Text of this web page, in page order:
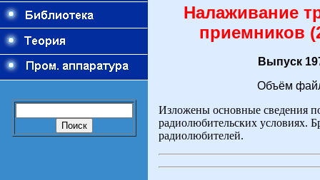
Налаживание
приемников
Выпуск
Объём
Изложены основные сведения
радиолюбительских условиях.
радиолюбителей.